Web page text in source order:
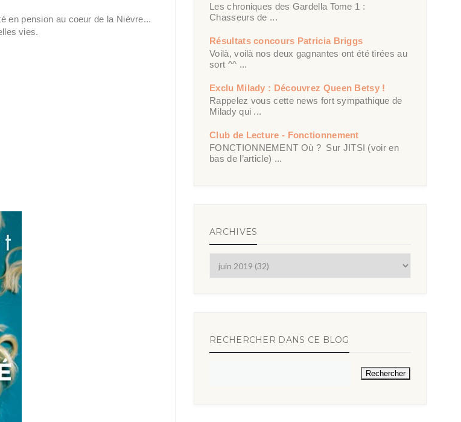
en pension au coeur de la Nièvre...
vies.
Les chroniques des Gardella Tome 1 :
Chasseurs de ...
Résultats concours Patricia Briggs
Voilà, voilà nos deux gagnantes ont été tirées au
sort ^^ ...
Exclu Milady : Découvrez Queen Betsy !
Rappelez vous cette news fort sympathique de
Milady qui ...
Club de Lecture - Fonctionnement
FONCTIONNEMENT Où ? Sur JITSI (voir en
bas de l’article) ...
ARCHIVES
RECHERCHER DANS CE BLOG